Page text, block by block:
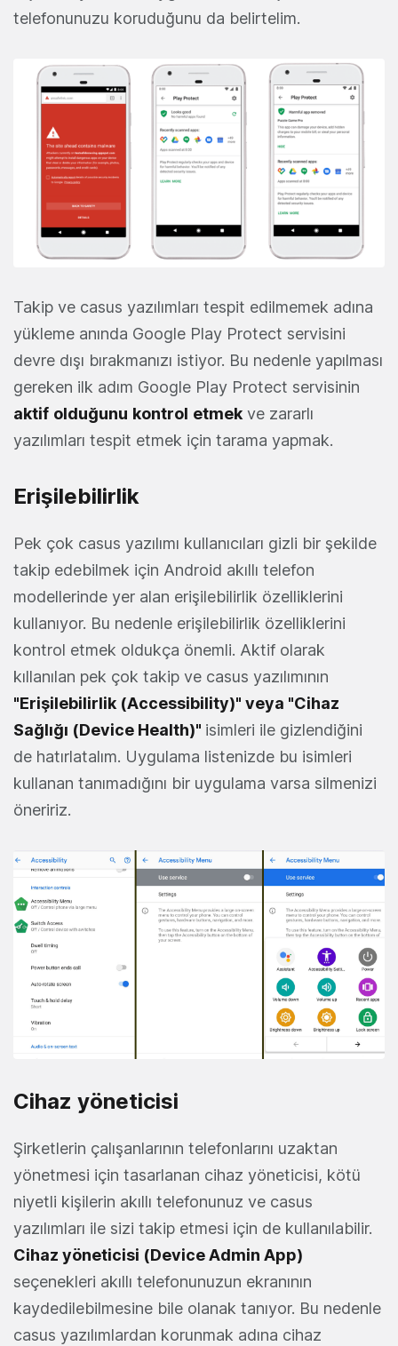
telefonunuzu koruduğunu da belirtelim.
Takip ve casus yazılımları tespit edilmemek adına
yükleme anında Google Play Protect servisini
devre dışı bırakmanızı istiyor. Bu nedenle yapılması
gereken ilk adım Google Play Protect servisinin
aktif olduğunu kontrol etmek ve zararlı
yazılımları tespit etmek için tarama yapmak.
Erişilebilirlik
Pek çok casus yazılımı kullanıcıları gizli bir şekilde
takip edebilmek için Android akıllı telefon
modellerinde yer alan erişilebilirlik özelliklerini
kullanıyor. Bu nedenle erişilebilirlik özelliklerini
kontrol etmek oldukça önemli. Aktif olarak
kıllanılan pek çok takip ve casus yazılımının
"Erişilebilirlik (Accessibility)" veya "Cihaz
Sağlığı (Device Health)" isimleri ile gizlendiğini
de hatırlatalım. Uygulama listenizde bu isimleri
kullanan tanımadığını bir uygulama varsa silmenizi
öneririz.
Cihaz yöneticisi
Şirketlerin çalışanlarının telefonlarını uzaktan
yönetmesi için tasarlanan cihaz yöneticisi, kötü
niyetli kişilerin akıllı telefonunuz ve casus
yazılımları ile sizi takip etmesi için de kullanılabilir.
Cihaz yöneticisi (Device Admin App)
seçenekleri akıllı telefonunuzun ekranının
kaydedilebilmesine bile olanak tanıyor. Bu nedenle
casus yazılımlardan korunmak adına cihaz